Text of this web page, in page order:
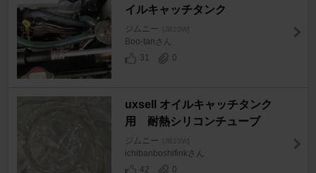
イルキャッチタンク
ジムニー [JB23W]
Boo-tanさん
31
0
uxsell オイルキャッチタンク
用 耐熱シリコンチューブ
ジムニー [JB23W]
ichibanboshifinkさん
42
0